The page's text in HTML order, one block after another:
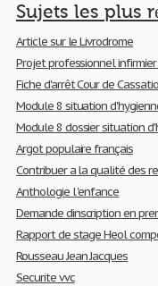
Sujets les plus
Article sur le Livrodrome
Projet professionnel
Fiche d'arrêt Cour de
Module 8 situation
Module 8 dossier situation
Argot populaire français
Contribuer a la qualité des
Anthologie l 'enfance
Demande dinscription en
Rapport de stage Heol
Rousseau Jean Jacques
Securite vvc